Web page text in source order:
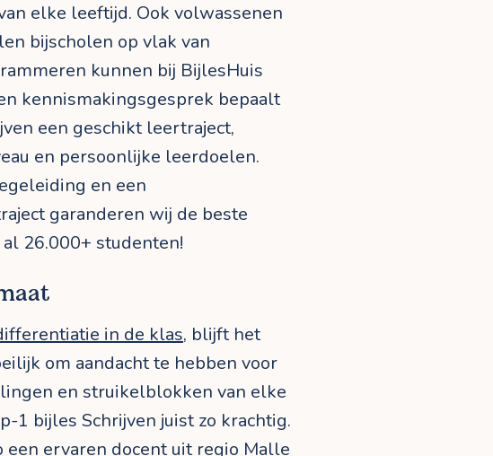
elke leeftijd. Ook volwassenen
bijscholen op vlak van
kunnen bij BijlesHuis
kennismakingsgesprek bepaalt
een geschikt leertraject,
en persoonlijke leerdoelen.
en een
garanderen wij de beste
26.000+ studenten!
in de klas, blijft het
om aandacht te hebben voor
en struikelblokken van elke
1 bijles Schrijven juist zo krachtig.
ervaren docent uit regio Malle